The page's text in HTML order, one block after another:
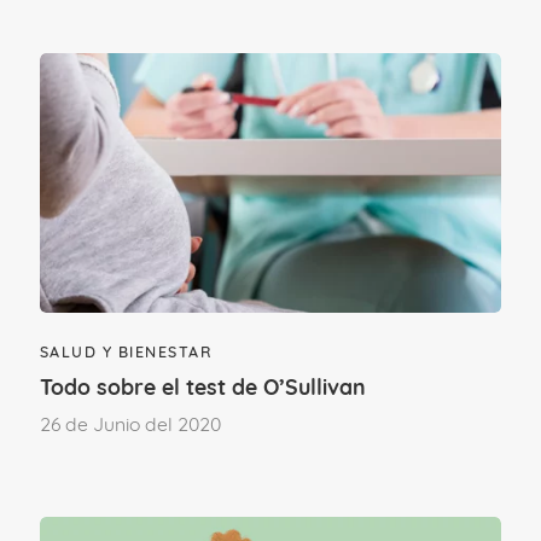
mucho en cada mujer, y también
dependerá de si ha sido madre con
anterioridad. En el caso de mujeres que
viven su primer parto, esta fase latente
puede durar hasta 20 horas. En mujeres
con partos previos, puede resolverseen
14 horas o menos.
Fase activa de parto. En esta segunda
parte será cuando se pase
vez más regulares; más largas y
SALUD Y BIENESTAR
Todo sobre el test de O’Sullivan
26 de Junio del 2020